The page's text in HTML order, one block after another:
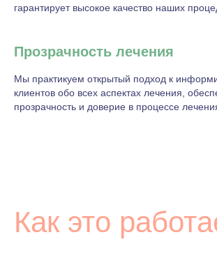
гарантирует высокое качество наших
Прозрачность лечения
Мы практикуем открытый подход к
клиентов обо всех аспектах лечения,
прозрачность и доверие в процессе
Как это